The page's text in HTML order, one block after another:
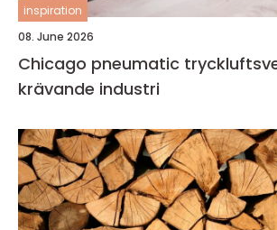
inspiration
08. June 2026
Chicago pneumatic tryckluftsverktyg för
krävande industri